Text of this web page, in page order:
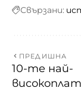
Свързани:
ПРЕДИШНА
10-те най-